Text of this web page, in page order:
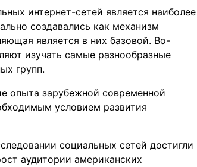
интернет-сетей является наиболее
создавались как механизм
является в них базовой. Во-
изучать самые разнообразные
групп.
опыта зарубежной современной
условием развития
социальных сетей достигли
аудитории американских